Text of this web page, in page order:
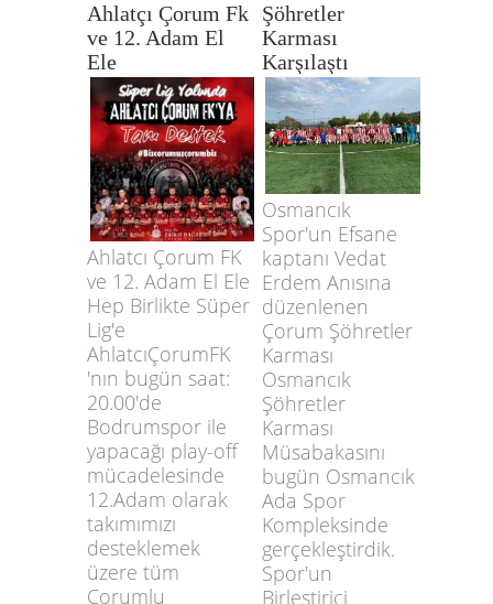
Ahlatçı Çorum Fk
ve 12. Adam El
Ele
Şöhretler
Karması
Karşılaştı
Ahlatcı Çorum FK
ve 12. Adam El Ele
Hep Birlikte Süper
Lig'e
AhlatcıÇorumFK
'nın bugün saat:
20.00'de
Bodrumspor ile
yapacağı play-off
mücadelesinde
12.Adam olarak
takımımızı
desteklemek
üzere tüm
Çorumlu
Osmancık
Spor'un Efsane
kaptanı Vedat
Erdem Anısına
düzenlenen
Çorum Şöhretler
Karması
Osmancık
Şöhretler
Karması
Müsabakasını
bugün Osmancık
Ada Spor
Kompleksinde
gerçekleştirdik.
Spor'un
Birleştirici